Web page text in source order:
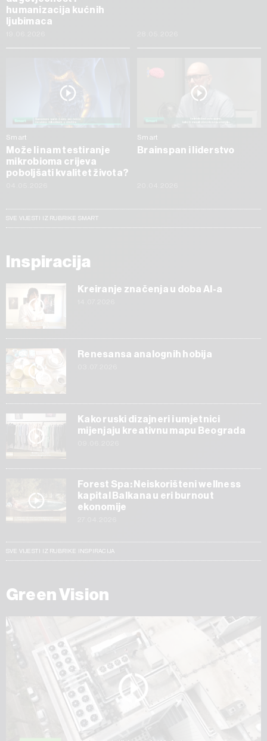
humanizacija kućnih
ljubimaca
Smart
Može li nam testiranje
mikrobioma crijeva
poboljšati kvalitet života?
Smart
Brainspan i liderstvo
SVE VIJESTI IZ RUBRIKE SMART
Inspiracija
Kreiranje značenja u doba AI-a
Renesansa analognih hobija
Kako ruski dizajneri i umjetnici
mijenjaju kreativnu mapu Beograda
Forest Spa: Neiskorišteni wellness
kapital Balkana u eri burnout
ekonomije
SVE VIJESTI IZ RUBRIKE INSPIRACIJA
Green Vision